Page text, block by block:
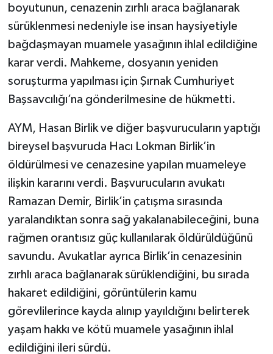
boyutunun, cenazenin zırhlı araca bağlanarak
sürüklenmesi nedeniyle ise insan haysiyetiyle
bağdaşmayan muamele yasağının ihlal edildiğine
karar verdi. Mahkeme, dosyanın yeniden
soruşturma yapılması için Şırnak Cumhuriyet
Başsavcılığı’na gönderilmesine de hükmetti.
AYM, Hasan Birlik ve diğer başvurucuların yaptığı
bireysel başvuruda Hacı Lokman Birlik’in
öldürülmesi ve cenazesine yapılan muameleye
ilişkin kararını verdi. Başvurucuların avukatı
Ramazan Demir, Birlik’in çatışma sırasında
yaralandıktan sonra sağ yakalanabileceğini, buna
rağmen orantısız güç kullanılarak öldürüldüğünü
savundu. Avukatlar ayrıca Birlik’in cenazesinin
zırhlı araca bağlanarak sürüklendiğini, bu sırada
hakaret edildiğini, görüntülerin kamu
görevlilerince kayda alınıp yayıldığını belirterek
yaşam hakkı ve kötü muamele yasağının ihlal
edildiğini ileri sürdü.